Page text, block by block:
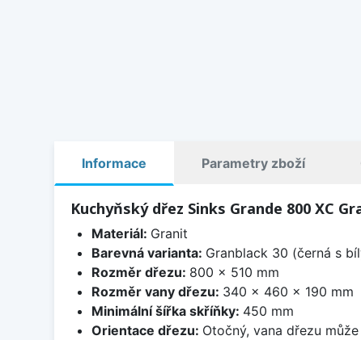
Informace Parametry zboží
Kuchyňský dřez Sinks Grande 800 XC
Materiál: Granit
Barevná varianta: Granblack 30 (černá s
Rozměr dřezu: 800 x 510 mm
Rozměr vany dřezu: 340 x 460 x 190 mm
Minimální šířka skříňky: 450 mm
Orientace dřezu: Otočný, vana dřezu